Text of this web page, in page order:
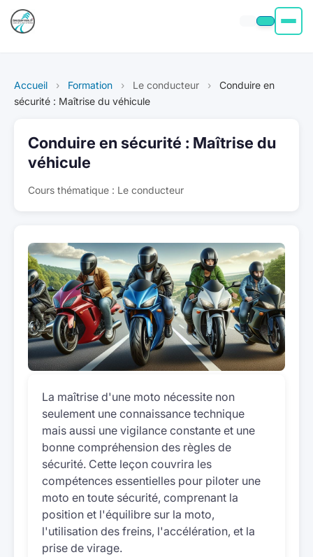
Permis voiture
Permis Bateau
Accueil › Formation › Le conducteur ›
Conduire en
sécurité : Maîtrise du véhicule
Conduire en sécurité : Maîtrise du
véhicule
Cours thématique : Le conducteur
La maîtrise d'une moto nécessite non
seulement une connaissance technique
mais aussi une vigilance constante et une
bonne compréhension des règles de
sécurité. Cette leçon couvrira les
compétences essentielles pour piloter une
moto en toute sécurité, comprenant la
position et l'équilibre sur la moto,
l'utilisation des freins, l'accélération, et la
prise de virage.